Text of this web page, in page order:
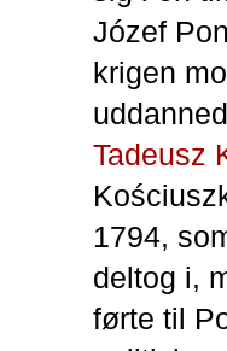
Józef
krigen
Tadeusz
1794,
deltog i,
førte til